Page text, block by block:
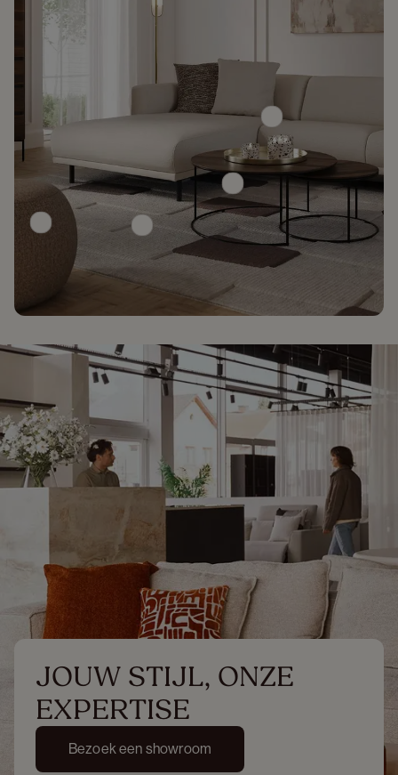
JOUW STIJL, ONZE
EXPERTISE
Bezoek een showroom